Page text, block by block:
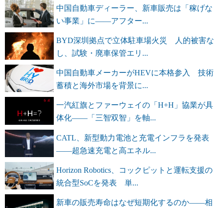
中国自動車ディーラー、新車販売は「稼げな
い事業」に――アフター...
BYD深圳拠点で立体駐車場火災 人的被害な
し、試験・廃車保管エリ...
中国自動車メーカーがHEVに本格参入 技術
蓄積と海外市場を背景に...
一汽紅旗とファーウェイの「H+H」協業が具
体化――「三智双智」を軸...
CATL、新型動力電池と充電インフラを発表
――超急速充電と高エネル...
Horizon Robotics、コックピットと運転支援の
統合型SoCを発表 単...
新車の販売寿命はなぜ短期化するのか――相